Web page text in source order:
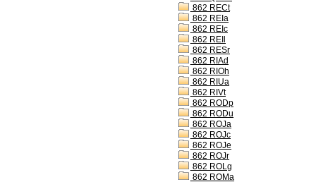
862 RECt
862 REIa
862 REIc
862 REIl
862 RESr
862 RIAd
862 RIOh
862 RIUa
862 RIVt
862 RODp
862 RODu
862 ROJa
862 ROJc
862 ROJe
862 ROJr
862 ROLg
862 ROMa